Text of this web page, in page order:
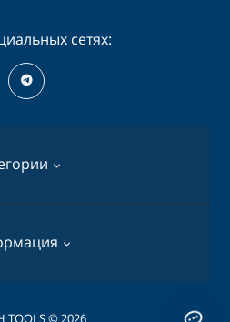
О нас
сетях:
TOOLS © 2026